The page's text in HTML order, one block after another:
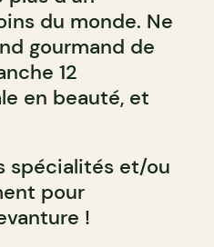
du monde. Ne
gourmand de
12
en beauté, et
spécialités et/ou
pour
!